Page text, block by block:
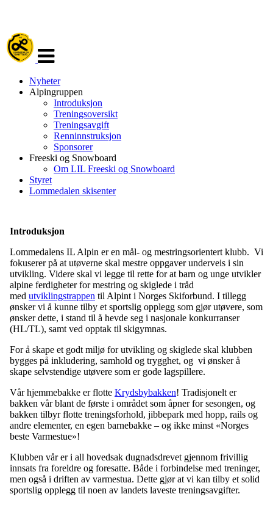
navigasjon
Nyheter
Alpingruppen
Introduksjon
Treningsoversikt
Treningsavgift
Renninnstruksjon
Sponsorer
Freeski og Snowboard
Om LIL Freeski og Snowboard
Styret
Lommedalen skisenter
Introduksjon
Lommedalens IL Alpin er en mål- og mestringsorientert klubb. Vi
fokuserer på at utøverne skal mestre oppgaver underveis i sin
utvikling. Videre skal vi legge til rette for at barn og unge utvikler
alpine ferdigheter for mestring og skiglede i tråd
med utviklingstrappen til Alpint i Norges Skiforbund. I tillegg
ønsker vi å kunne tilby et sportslig opplegg som gjør utøvere, som
ønsker dette, i stand til å hevde seg i nasjonale konkurranser
(HL/TL), samt ved opptak til skigymnas.
For å skape et godt miljø for utvikling og skiglede skal klubben
bygges på inkludering, samhold og trygghet, og vi ønsker å
skape selvstendige utøvere som er gode lagspillere.
Vår hjemmebakke er flotte Krydsbybakken! Tradisjonelt er
bakken vår blant de første i området som åpner for sesongen, og
bakken tilbyr flotte treningsforhold, jibbepark med hopp, rails og
andre elementer, en egen barnebakke – og ikke minst «Norges
beste Varmestue»!
Klubben vår er i all hovedsak dugnadsdrevet gjennom frivillig
innsats fra foreldre og foresatte. Både i forbindelse med treninger,
men også i driften av varmestua. Dette gjør at vi kan tilby et solid
sportslig opplegg til noen av landets laveste treningsavgifter.